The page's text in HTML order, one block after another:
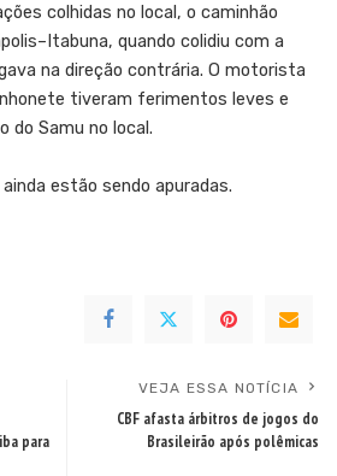
colhidas no local, o caminhão
quando colidiu com a
na direção contrária. O motorista
tiveram ferimentos leves e
do Samu no local.
estão sendo apuradas.
para
VEJA ESSA NOTÍCIA
CBF afasta árbitros de jogos do
Brasileirão após polêmicas